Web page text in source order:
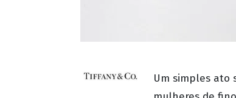
Um simples ato